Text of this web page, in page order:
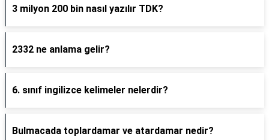
3 milyon 200 bin nasıl yazılır TDK?
2332 ne anlama gelir?
6. sınıf ingilizce kelimeler nelerdir?
Bulmacada toplardamar ve atardamar nedir?